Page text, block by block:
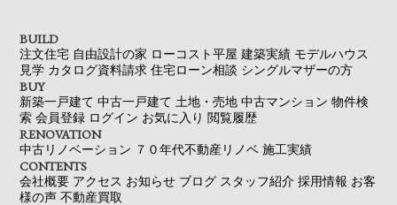
BUILD
注文住宅 自由設計の家 ローコスト平屋 建築実績 モデルハウス
見学 カタログ資料請求 住宅ローン相談 シングルマザーの方
BUY
新築一戸建て 中古一戸建て 土地・売地 中古マンション 物件検
索 会員登録 ログイン お気に入り 閲覧履歴
RENOVATION
中古リノベーション ７０年代不動産リノベ 施工実績
CONTENTS
会社概要 アクセス お知らせ ブログ スタッフ紹介 採用情報 お客
様の声 不動産買取